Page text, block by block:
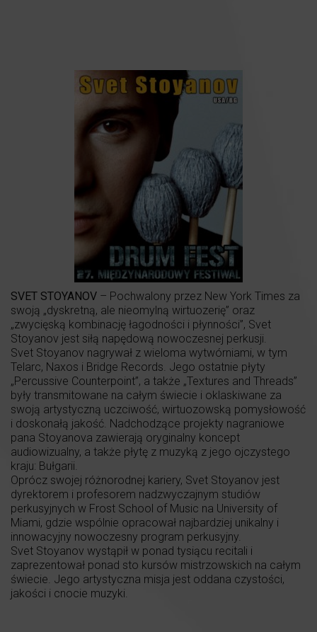
SVET STOYANOV – Pochwalony przez New York Times za
swoją „dyskretną, ale nieomylną wirtuozerię” oraz
„zwycięską kombinację łagodności i płynności”, Svet
Stoyanov jest siłą napędową nowoczesnej perkusji.
Svet Stoyanov nagrywał z wieloma wytwórniami, w tym
Telarc, Naxos i Bridge Records. Jego ostatnie płyty
„Percussive Counterpoint”, a także „Textures and Threads”
były transmitowane na całym świecie i oklaskiwane za
swoją artystyczną uczciwość, wirtuozowską pomysłowość
i doskonałą jakość. Nadchodzące projekty nagraniowe
pana Stoyanova zawierają oryginalny koncept
audiowizualny, a także płytę z muzyką z jego ojczystego
kraju: Bułgarii.
Oprócz swojej różnorodnej kariery, Svet Stoyanov jest
dyrektorem i profesorem nadzwyczajnym studiów
perkusyjnych w Frost School of Music na University of
Miami, gdzie wspólnie opracował najbardziej unikalny i
innowacyjny nowoczesny program perkusyjny.
Svet Stoyanov wystąpił w ponad tysiącu recitali i
zaprezentował ponad sto kursów mistrzowskich na całym
świecie. Jego artystyczna misja jest oddana czystości,
jakości i cnocie muzyki.